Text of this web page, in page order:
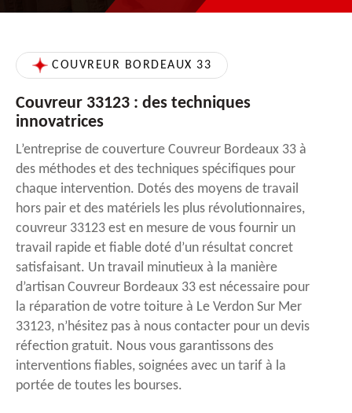
COUVREUR BORDEAUX 33
Couvreur 33123 : des techniques
innovatrices
L’entreprise de couverture Couvreur Bordeaux 33 à
des méthodes et des techniques spécifiques pour
chaque intervention. Dotés des moyens de travail
hors pair et des matériels les plus révolutionnaires,
couvreur 33123 est en mesure de vous fournir un
travail rapide et fiable doté d’un résultat concret
satisfaisant. Un travail minutieux à la manière
d’artisan Couvreur Bordeaux 33 est nécessaire pour
la réparation de votre toiture à Le Verdon Sur Mer
33123, n’hésitez pas à nous contacter pour un devis
réfection gratuit. Nous vous garantissons des
interventions fiables, soignées avec un tarif à la
portée de toutes les bourses.